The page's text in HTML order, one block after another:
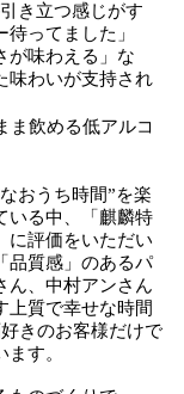
き立つ感じがす
ってました」
が味わえる」な
味わいが支持され
ま飲める低アルコ
おうち時間”を楽
いる中、「麒麟特
に評価をいただい
品質感」のあるパ
ん、中村アンさん
上質で幸せな時間
きのお客様だけで
す。